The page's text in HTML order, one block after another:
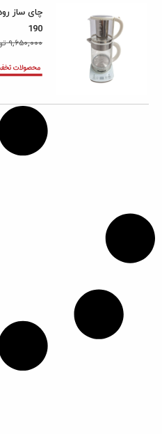
190
۹,۶۵۰,۰۰۰ ۸,۴۹۲,۰۰۰